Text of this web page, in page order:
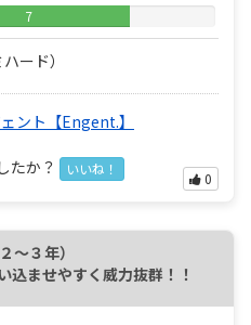
7
ード）
ント【Engent.】
たか？ いいね！
0
～３年）
込ませやすく威力抜群！！